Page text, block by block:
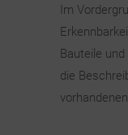
Im
Bauteile
die